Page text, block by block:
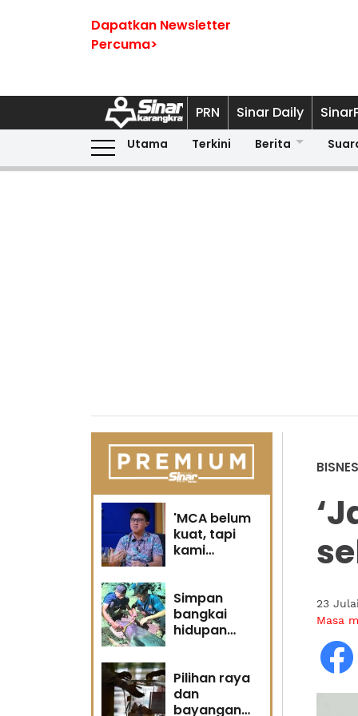
Dapatkan Newsletter
Percuma>
PRN Sinar Daily
Utama Terkini Berita
'MCA belum
kuat, tapi
kami
Simpan
bangkai
hidupan
Pilihan raya
dan
bayangan
BISNES
23
Masa